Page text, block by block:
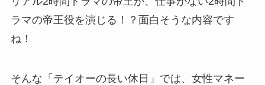
ラマの帝王役を演じる！？面白そうな内容です
ね！
そんな「テイオーの長い休日」では、女性マネー